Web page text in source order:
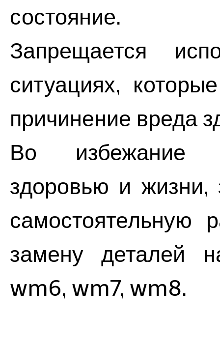
состояние.
Запрещается
ситуациях,
причинение вреда
Во избежание
здоровью и жизни,
самостоятельную
замену деталей
wm6, wm7, wm8.